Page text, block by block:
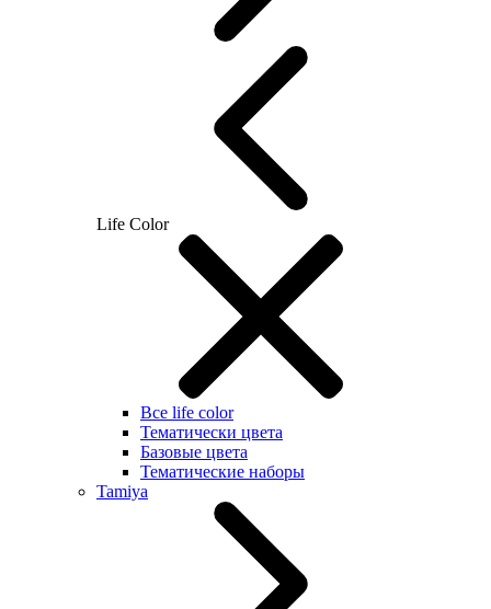
Life Color
Все life color
Тематически цвета
Базовые цвета
Тематические наборы
Tamiya